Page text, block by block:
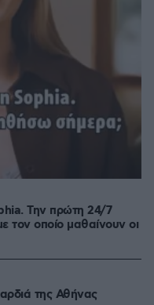
Την πρώτη 24/7
τον οποίο μαθαίνουν οι
της Αθήνας